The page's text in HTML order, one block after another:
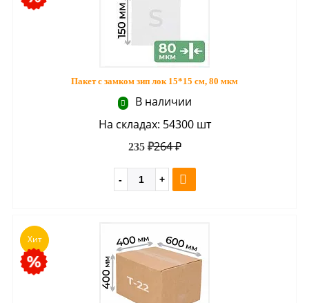
Пакет с замком зип лок 15*15 см, 80 мкм
В наличии
На складах: 54300 шт
264 ₽
235 ₽
Хит